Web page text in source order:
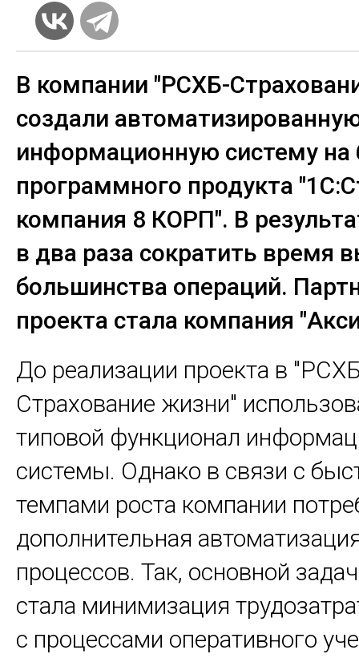
В компании "РСХБ-
создали
информационную систему на
программного продукта
компания 8 КОРП". В
в два раза сократить время
большинства операций.
проекта стала компания
До реализации проекта в
Страхование жизни"
типовой функционал
системы. Однако в связи с
темпами роста компании
дополнительная
процессов. Так, основной
стала минимизация
с процессами оперативного